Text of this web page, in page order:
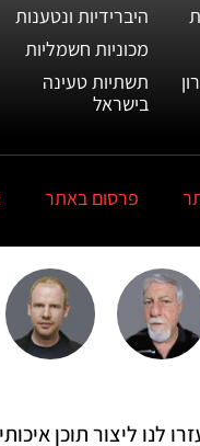
היברידיות ונטענות
מכוניות חשמליות
תשתיות טעינה
בישראל
פרסום באתר
לנו ליצור תוכן